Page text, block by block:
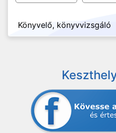
Könyvelő, könyvvizsgáló